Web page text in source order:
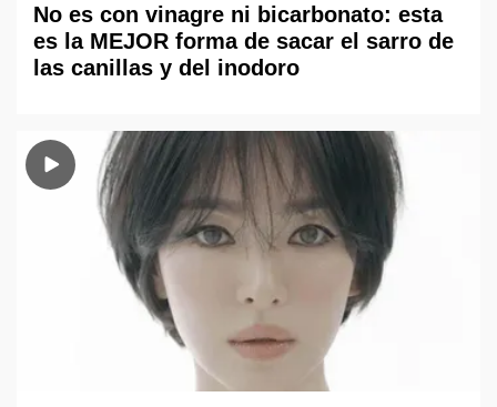
No es con vinagre ni bicarbonato: esta
es la MEJOR forma de sacar el sarro de
las canillas y del inodoro